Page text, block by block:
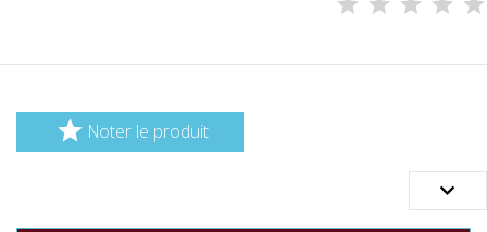
 Noter le produit
